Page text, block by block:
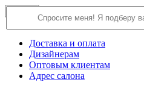
О компании
Доставка и оплата
Дизайнерам
Оптовым клиентам
Адрес салона